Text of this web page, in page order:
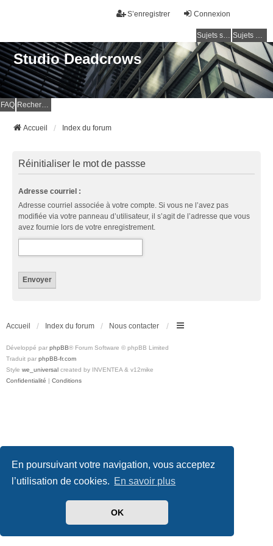
En poursuivant votre navigation, vous acceptez
l’utilisation de cookies. En savoir plus
OK
Connexion
S’enregistrer
Sujets sans réponse Sujets actifs
Studio Deadcrows
FAQ Rechercher
Accueil Index du forum
Réinitialiser le mot de passse
Adresse courriel :
Adresse courriel associée à votre compte. Si vous ne l’avez pas
modifiée via votre panneau d’utilisateur, il s’agit de l’adresse que vous
avez fournie lors de votre enregistrement.
Accueil Index du forum Nous contacter
Développé par phpBB® Forum Software © phpBB Limited
Traduit par phpBB-fr.com
Style we_universal created by INVENTEA & v12mike
Confidentialité | Conditions